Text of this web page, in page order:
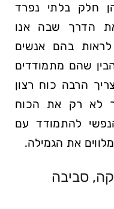
חלק בלתי נפרד
הדרך שבה אנו
לראות בהם אנשים
שהם מתמודדים
הרבה כוח רצון
לא רק את הכוח
להתמודד עם
את הגמילה.
סביבה